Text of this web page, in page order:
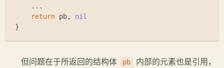
    ...
return pb, nil
}
但问题在于所返回的结构体 pb
内部的元素也是引用，